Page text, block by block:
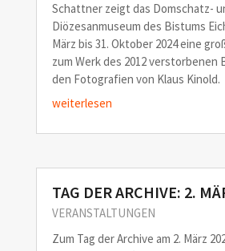
Schattner zeigt das Domschatz-
Diözesanmuseum des Bistums
März bis 31. Oktober 2024 eine
zum Werk des 2012 verstorbenen
den Fotografien von Klaus Kinold.
weiterlesen
TAG DER ARCHIVE: 2.
VERANSTALTUNGEN
Zum Tag der Archive am 2. März